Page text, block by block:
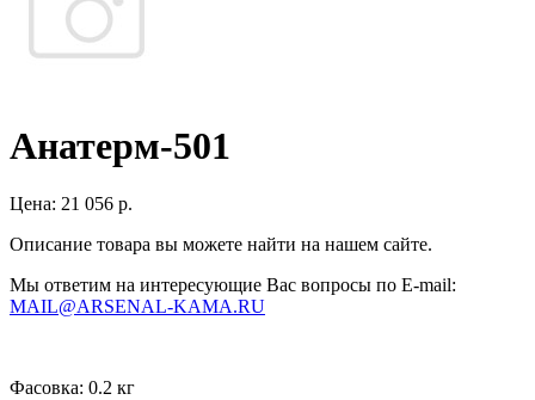
Анатерм-501
Цена: 21 056 р.
Описание товара вы можете найти на нашем сайте.
Мы ответим на интересующие Вас вопросы по E-mail:
MAIL@ARSENAL-KAMA.RU
Фасовка: 0.2 кг